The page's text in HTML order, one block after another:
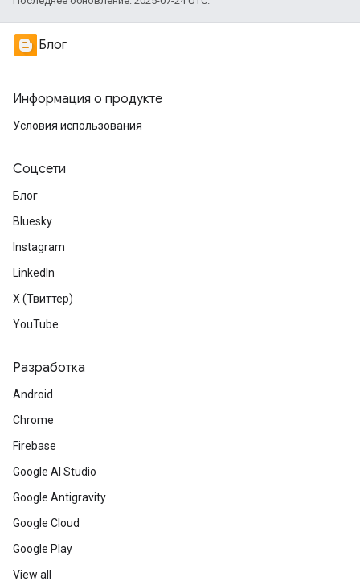
Блог
Информация о продукте
Условия использования
Соцсети
Блог
Bluesky
Instagram
LinkedIn
X (Твиттер)
YouTube
Разработка
Android
Chrome
Firebase
Google AI Studio
Google Antigravity
Google Cloud
Google Play
View all